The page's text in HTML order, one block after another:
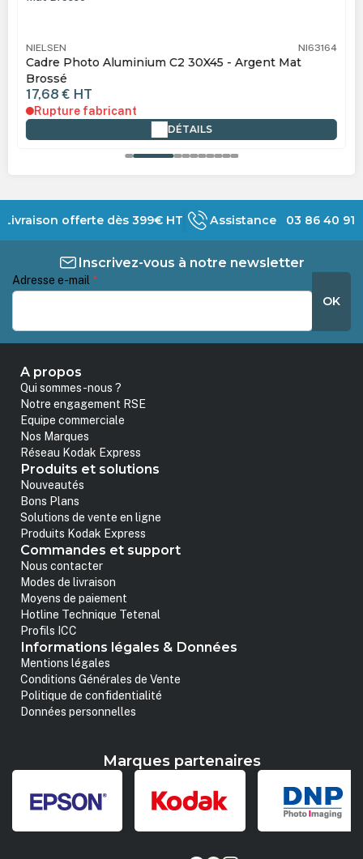
NIELSEN NI63164
Cadre Photo Aluminium C2 30X45 - Argent Mat
Brossé
17,68 € HT
Rupture fabricant
DÉTAILS
Livraison offerte dès 399€ HT Assistance 03 86 40 91
Inscrivez-vous à notre newsletter
Adresse e-mail *
OK
A propos
Qui sommes-nous ?
Notre engagement RSE
Equipe commerciale
Nos Marques
Réseau Kodak Express
Produits et solutions
Nouveautés
Bons Plans
Solutions de vente en ligne
Produits Kodak Express
Commandes et support
Nous contacter
Modes de livraison
Moyens de paiement
Hotline Technique Tetenal
Profils ICC
Informations légales & Données
Mentions légales
Conditions Générales de Vente
Politique de confidentialité
Données personnelles
Marques partenaires